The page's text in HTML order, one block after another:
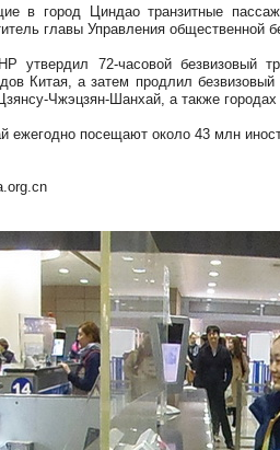
в город Циндао транзитные
главы Управления общественной
утвердил 72-часовой безвизовый
Китая, а затем продлил
Чжэцзян-Шанхай, а также
ежегодно посещают около 43 млн